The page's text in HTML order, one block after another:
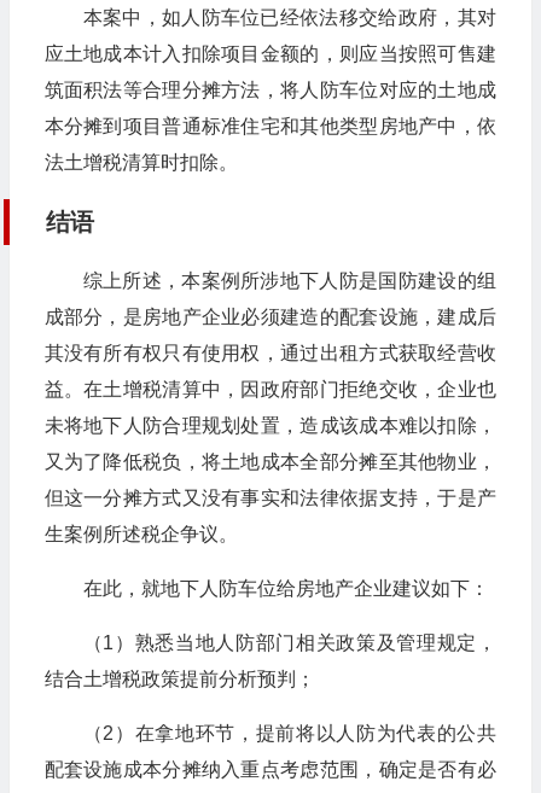
本案中，如人防车位已经依法移交给政府，其对
应土地成本计入扣除项目金额的，则应当按照可售建
筑面积法等合理分摊方法，将人防车位对应的土地成
本分摊到项目普通标准住宅和其他类型房地产中，依
法土增税清算时扣除。
结语
综上所述，本案例所涉地下人防是国防建设的组
成部分，是房地产企业必须建造的配套设施，建成后
其没有所有权只有使用权，通过出租方式获取经营收
益。在土增税清算中，因政府部门拒绝交收，企业也
未将地下人防合理规划处置，造成该成本难以扣除，
又为了降低税负，将土地成本全部分摊至其他物业，
但这一分摊方式又没有事实和法律依据支持，于是产
生案例所述税企争议。
在此，就地下人防车位给房地产企业建议如下：
（1）熟悉当地人防部门相关政策及管理规定，
结合土增税政策提前分析预判；
（2）在拿地环节，提前将以人防为代表的公共
配套设施成本分摊纳入重点考虑范围，确定是否有必